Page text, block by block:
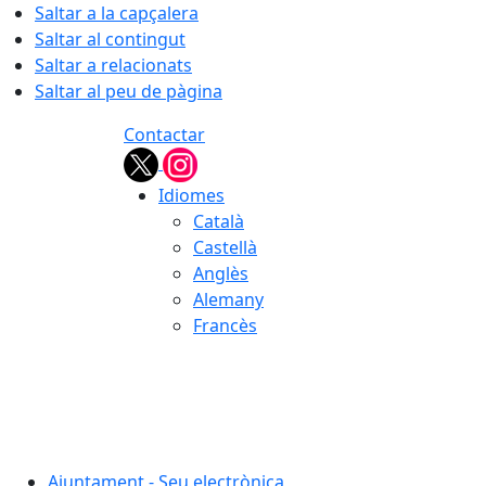
Saltar a la capçalera
Saltar al contingut
Saltar a relacionats
Saltar al peu de pàgina
Contactar
Idiomes
Català
Castellà
Anglès
Alemany
Francès